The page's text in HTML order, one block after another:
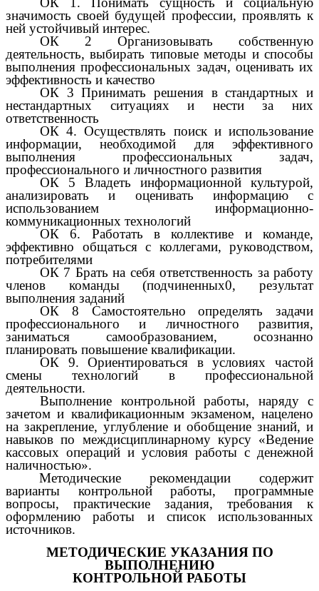
значимость своей будущей профессии, проявлять к
ней устойчивый интерес.
ОК 2 Организовывать собственную
деятельность, выбирать типовые методы и способы
выполнения профессиональных задач, оценивать их
эффективность и качество
ОК 3 Принимать решения в стандартных и
нестандартных ситуациях и нести за них
ответственность
ОК 4. Осуществлять поиск и использование
информации, необходимой для эффективного
выполнения профессиональных задач,
профессионального и личностного развития
ОК 5 Владеть информационной культурой,
анализировать и оценивать информацию с
использованием информационно-
коммуникационных технологий
ОК 6. Работать в коллективе и команде,
эффективно общаться с коллегами, руководством,
потребителями
ОК 7 Брать на себя ответственность за работу
членов команды (подчиненных0, результат
выполнения заданий
ОК 8 Самостоятельно определять задачи
профессионального и личностного развития,
заниматься самообразованием, осознанно
планировать повышение квалификации.
ОК 9. Ориентироваться в условиях частой
смены технологий в профессиональной
деятельности.
Выполнение контрольной работы, наряду с
зачетом и квалификационным экзаменом, нацелено
на закрепление, углубление и обобщение знаний, и
навыков по междисциплинарному курсу «Ведение
кассовых операций и условия работы с денежной
наличностью».
Методические рекомендации содержит
варианты контрольной работы, программные
вопросы, практические задания, требования к
оформлению работы и список использованных
источников.
МЕТОДИЧЕСКИЕ УКАЗАНИЯ ПО
ВЫПОЛНЕНИЮ
КОНТРОЛЬНОЙ РАБОТЫ